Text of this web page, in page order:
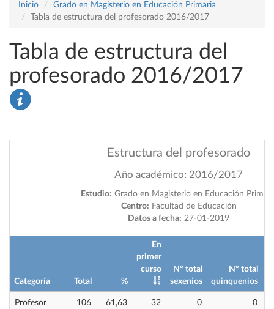
Inicio
Grado en Magisterio en Educación Primaria
Tabla de estructura del profesorado 2016/2017
Tabla de estructura del
profesorado 2016/2017
Estructura del profesorado
Año académico: 2016/2017
Estudio: Grado en Magisterio en Educación
Centro: Facultad de Educación
Datos a fecha: 27-01-2019
Categoría Total %
En
primer
curso
Nº total
sexenios
Nº total
quinquenios
Profesor
106 61,63 32 0 0